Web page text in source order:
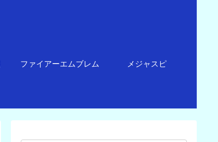
ファイアーエムブレム メジャスピ